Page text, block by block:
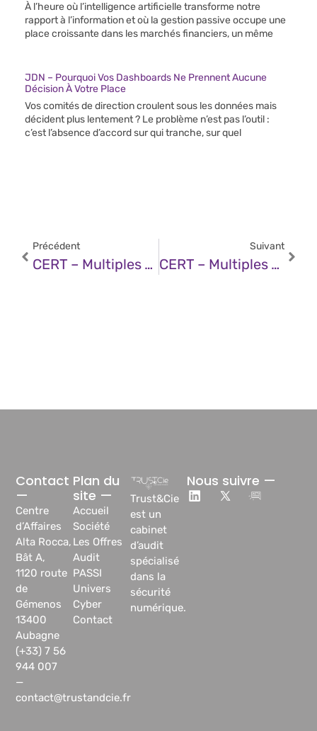
À l’heure où l’intelligence artificielle transforme notre
rapport à l’information et où la gestion passive occupe une
place croissante dans les marchés financiers, un même
JDN – Pourquoi Vos Dashboards Ne Prennent Aucune
Décision À Votre Place
Vos comités de direction croulent sous les données mais
décident plus lentement ? Le problème n’est pas l’outil :
c’est l’absence d’accord sur qui tranche, sur quel
Précédent
CERT – Multiples Vulnérabilités Dans Microsoft CBL Mariner (05 Décembre 2025)
Suivant
CERT – Multiples Vulnérabilités Dans Le Noyau Linux De SUSE (05 Décembre 2025)
Trust&Cie
est un
cabinet
d’audit
spécialisé
dans la
sécurité
numérique.
Plan du
site —
Accueil
Société
Les Offres
Audit
PASSI
Univers
Cyber
Contact
Contact
—
Centre
d’Affaires
Alta Rocca,
Bât A,
1120 route
de
Gémenos
13400
Aubagne
(+33) 7 56
944 007
—
contact@trustandcie.fr
Nous suivre —